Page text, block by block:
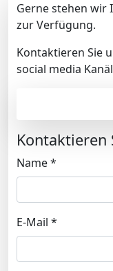
Gerne stehen wir
zur Verfügung.
Kontaktieren Sie
social media
Kontaktieren
Name*
E-Mail *